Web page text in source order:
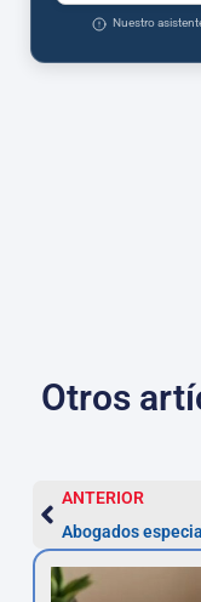
Nuestro
Otros
ANTERIOR